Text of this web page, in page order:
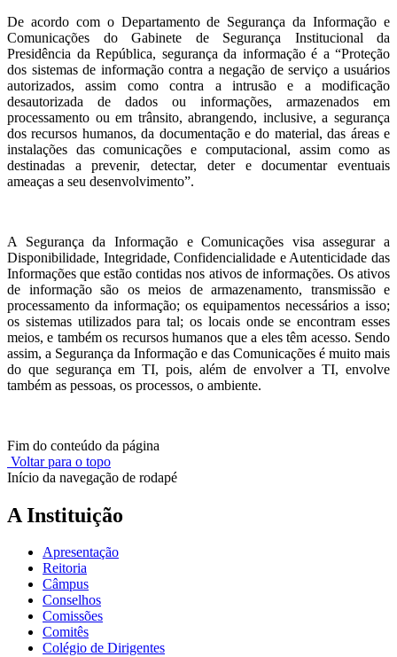
De acordo com o Departamento de Segurança da Informação e
Comunicações do Gabinete de Segurança Institucional da
Presidência da República, segurança da informação é a “Proteção
dos sistemas de informação contra a negação de serviço a usuários
autorizados, assim como contra a intrusão e a modificação
desautorizada de dados ou informações, armazenados em
processamento ou em trânsito, abrangendo, inclusive, a segurança
dos recursos humanos, da documentação e do material, das áreas e
instalações das comunicações e computacional, assim como as
destinadas a prevenir, detectar, deter e documentar eventuais
ameaças a seu desenvolvimento”.
A Segurança da Informação e Comunicações visa assegurar a
Disponibilidade, Integridade, Confidencialidade e Autenticidade das
Informações que estão contidas nos ativos de informações. Os ativos
de informação são os meios de armazenamento, transmissão e
processamento da informação; os equipamentos necessários a isso;
os sistemas utilizados para tal; os locais onde se encontram esses
meios, e também os recursos humanos que a eles têm acesso. Sendo
assim, a Segurança da Informação e das Comunicações é muito mais
do que segurança em TI, pois, além de envolver a TI, envolve
também as pessoas, os processos, o ambiente.
Fim do conteúdo da página
Voltar para o topo
Início da navegação de rodapé
A Instituição
Apresentação
Reitoria
Câmpus
Conselhos
Comissões
Comitês
Colégio de Dirigentes